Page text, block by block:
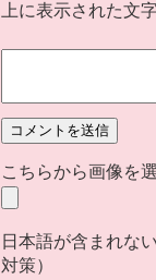
上に表示された文
こちらから画像を
日本語が含まれな
対策）